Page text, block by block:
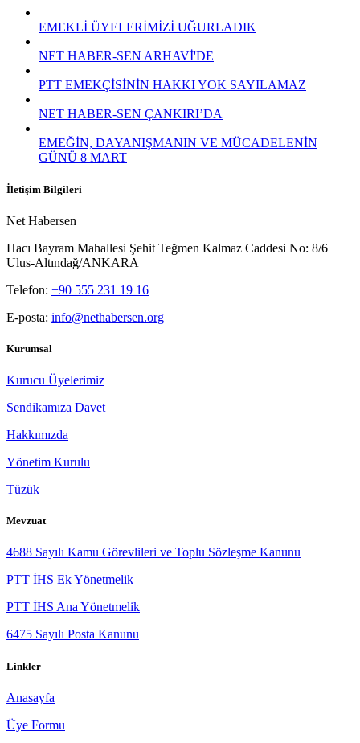
EMEKLİ ÜYELERİMİZİ UĞURLADIK
NET HABER-SEN ARHAVİ'DE
PTT EMEKÇİSİNİN HAKKI YOK SAYILAMAZ
NET HABER-SEN ÇANKIRI’DA
EMEĞİN, DAYANIŞMANIN VE MÜCADELENİN
GÜNÜ 8 MART
İletişim Bilgileri
Net Habersen
Hacı Bayram Mahallesi Şehit Teğmen Kalmaz Caddesi No: 8/6
Ulus-Altındağ/ANKARA
Telefon: +90 555 231 19 16
E-posta: info@nethabersen.org
Kurumsal
Kurucu Üyelerimiz
Sendikamıza Davet
Hakkımızda
Yönetim Kurulu
Tüzük
Mevzuat
4688 Sayılı Kamu Görevlileri ve Toplu Sözleşme Kanunu
PTT İHS Ek Yönetmelik
PTT İHS Ana Yönetmelik
6475 Sayılı Posta Kanunu
Linkler
Anasayfa
Üye Formu